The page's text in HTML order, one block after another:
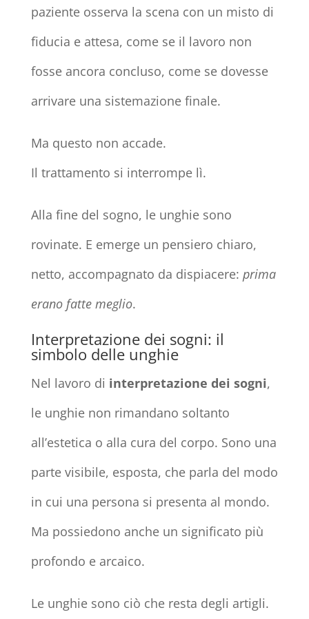
paziente osserva la scena con un misto di
fiducia e attesa, come se il lavoro non
fosse ancora concluso, come se dovesse
arrivare una sistemazione finale.
Ma questo non accade.
Il trattamento si interrompe lì.
Alla fine del sogno, le unghie sono
rovinate. E emerge un pensiero chiaro,
netto, accompagnato da dispiacere: prima
erano fatte meglio.
Interpretazione dei sogni: il
simbolo delle unghie
Nel lavoro di interpretazione dei sogni,
le unghie non rimandano soltanto
all’estetica o alla cura del corpo. Sono una
parte visibile, esposta, che parla del modo
in cui una persona si presenta al mondo.
Ma possiedono anche un significato più
profondo e arcaico.
Le unghie sono ciò che resta degli artigli.